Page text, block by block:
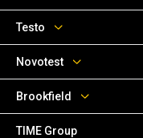
Testo
Novotest
Brookfield
TIME Group